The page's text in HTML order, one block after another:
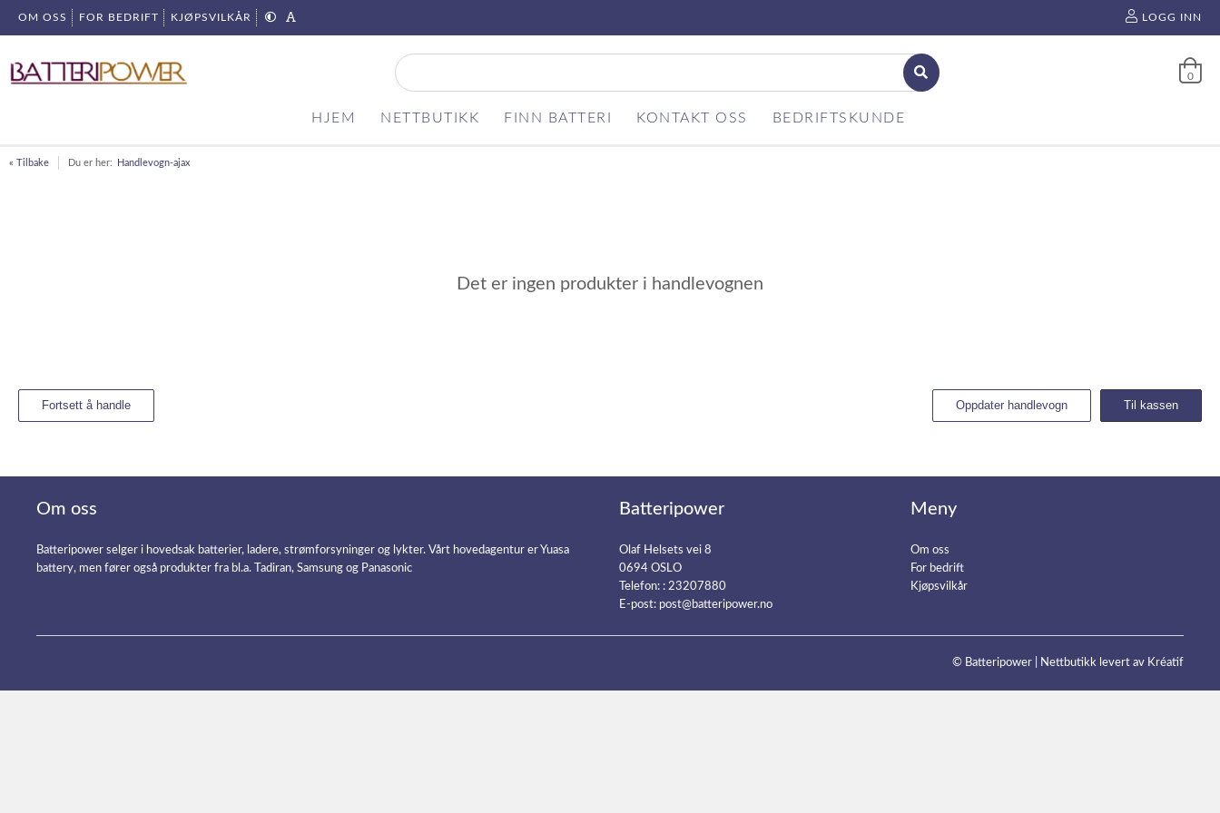
OM OSS FOR BEDRIFT KJØPSVILKÅR LOGG INN
0
HJEM NETTBUTIKK FINN BATTERI KONTAKT OSS BEDRIFTSKUNDE
« Tilbake Du er her: Handlevogn-ajax
Det er ingen produkter i handlevognen
Om oss
Batteripower selger i hovedsak batterier, ladere, strømforsyninger og lykter. Vårt hovedagentur er Yuasa
battery, men fører også produkter fra bl.a. Tadiran, Samsung og Panasonic
Batteripower
Olaf Helsets vei 8
0694 OSLO
Telefon: : 23207880
E-post: post@batteripower.no
Meny
Om oss
For bedrift
Kjøpsvilkår
© Batteripower | Nettbutikk levert av Kréatif